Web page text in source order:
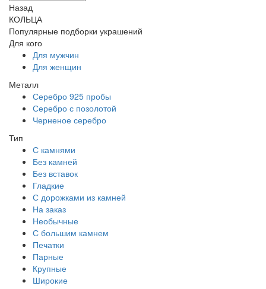
Назад
КОЛЬЦА
Популярные подборки украшений
Для кого
Для мужчин
Для женщин
Металл
Серебро 925 пробы
Серебро с позолотой
Черненое серебро
Тип
С камнями
Без камней
Без вставок
Гладкие
С дорожками из камней
На заказ
Необычные
С большим камнем
Печатки
Парные
Крупные
Широкие